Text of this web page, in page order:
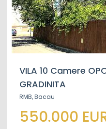
VILA 10 Camere
GRADINITA
RMB, Bacau
550.000